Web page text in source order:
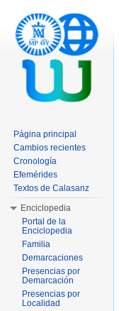
Página principal
Cambios recientes
Cronología
Efemérides
Textos de Calasanz
Enciclopedia
Portal de la
Enciclopedia
Familia
Demarcaciones
Presencias por
Demarcación
Presencias por
Localidad